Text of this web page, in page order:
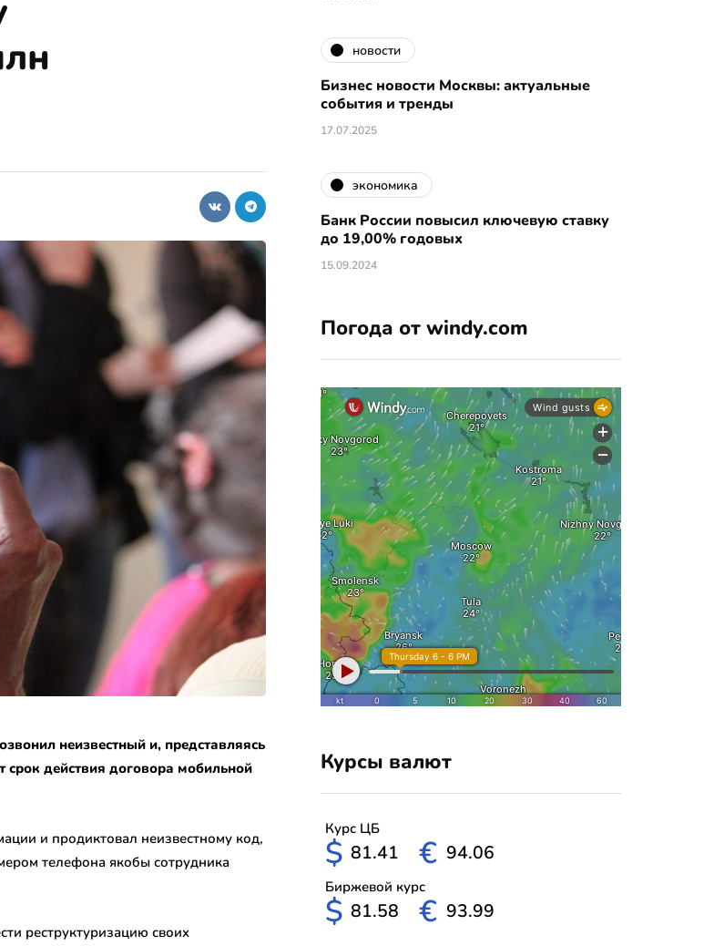
неизвестный и, представляясь
срок действия договора мобильной
и продиктовал неизвестному код,
телефона якобы сотрудника
реструктуризацию своих
новости
Бизнес новости Москвы: актуальные
события и тренды
17.07.2025
экономика
Банк России повысил ключевую ставку
до 19,00% годовых
15.09.2024
Погода от windy.com
Курсы валют
Курс ЦБ
$ 81.41 € 94.06
Биржевой курс
$ 81.58 € 93.99